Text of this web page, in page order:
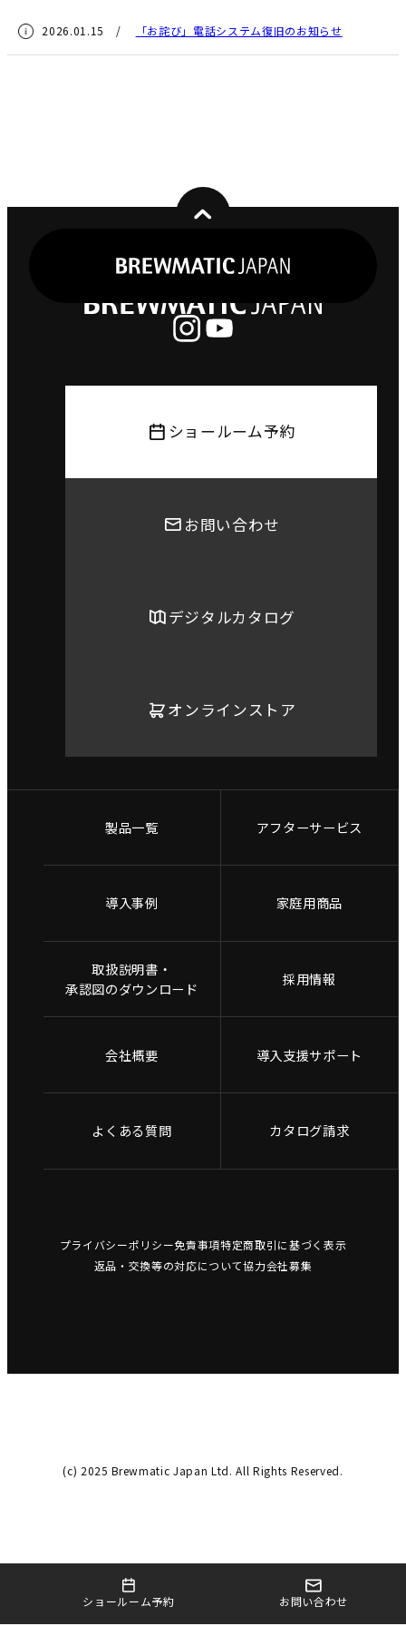
2026.01.15 / 「お詫び」電話システム復旧のお知らせ
ショールーム予約 お問い合わせ
ショールーム予約
お問い合わせ
デジタルカタログ
オンラインストア
製品一覧 アフターサービス
導入事例 家庭用商品
取扱説明書・
承認図のダウンロード
採用情報
会社概要 導入支援サポート
よくある質問 カタログ請求
プライバシーポリシー免責事項特定商取引に基づく表示
返品・交換等の対応について協力会社募集
(c) 2025 Brewmatic Japan Ltd. All Rights Reserved.